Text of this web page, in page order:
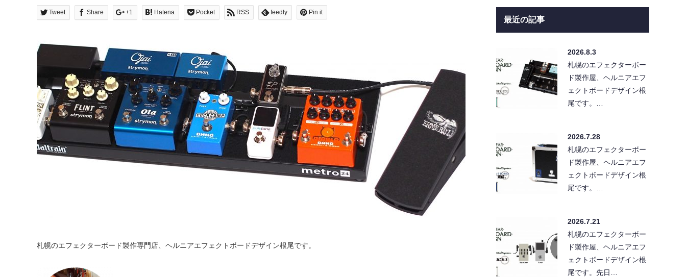
Tweet Share +1 Hatena Pocket RSS feedly Pin it
札幌のエフェクターボード製作専門店、ヘルニアエフェクトボードデザイン根尾です。
最近の記事
2026.8.3
札幌のエフェクターボー
ド製作屋、ヘルニアエフ
ェクトボードデザイン根
尾です。…
2026.7.28
札幌のエフェクターボー
ド製作屋、ヘルニアエフ
ェクトボードデザイン根
尾です。…
2026.7.21
札幌のエフェクターボー
ド製作屋、ヘルニアエフ
ェクトボードデザイン根
尾です。先日…